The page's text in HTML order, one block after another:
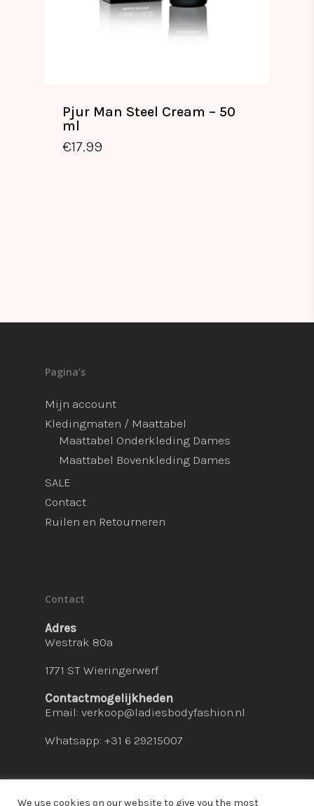
Pjur Man Steel Cream – 50
ml
€17.99
Pagina’s
Mijn account
Kledingmaten / Maattabel
Maattabel Onderkleding Dames
Maattabel Bovenkleding Dames
SALE
Contact
Ruilen en Retourneren
Contact
Adres
Westrak 80a
1771 ST Wieringerwerf
Contactmogelijkheden
Email: verkoop@ladiesbodyfashion.nl
Whatsapp: +31 6 29215007
We use cookies on our website to give you the most